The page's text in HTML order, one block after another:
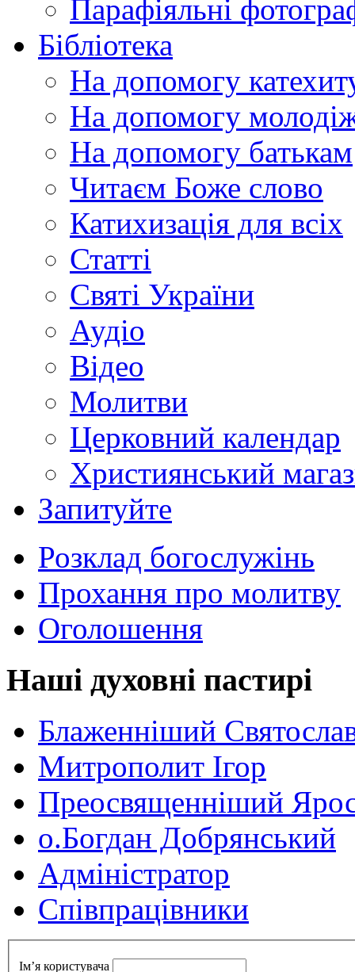
Парафіяльні
Бібліотека
На допомогу
На допомогу
На допомогу батькам
Читаєм Боже слово
Катихизація для всіх
Статті
Святі України
Аудіо
Відео
Молитви
Церковний календар
Християнський
Запитуйте
Розклад богослужінь
Прохання про молитву
Оголошення
Наші духовні пастирі
Блаженніший
Митрополит Ігор
Преосвященніший
о.Богдан Добрянський
Адміністратор
Cпівпрацівники
Ім’я користувача